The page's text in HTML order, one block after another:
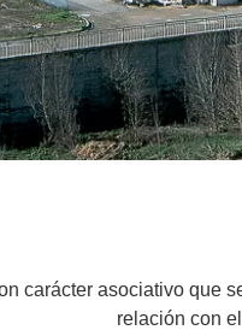
carácter asociativo que
relación con